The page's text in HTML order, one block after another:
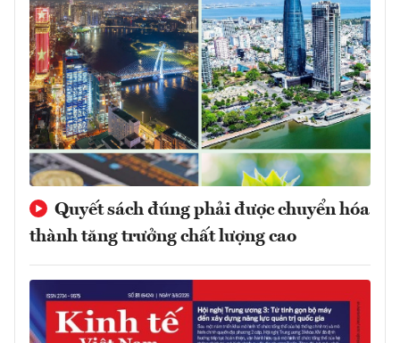
Quyết sách đúng phải được chuyển hóa
thành tăng trưởng chất lượng cao